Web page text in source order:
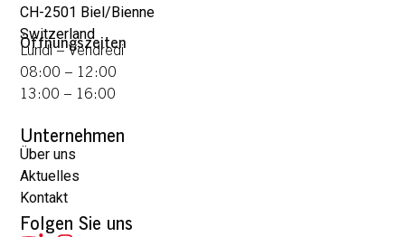
CH-2501 Biel/Bienne
Switzerland
Öffnungszeiten
Lundi – Vendredi
08:00 – 12:00
13:00 – 16:00
Unternehmen
Über uns
Aktuelles
Kontakt
Folgen Sie uns